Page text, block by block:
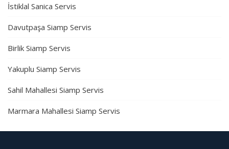
İstiklal Sanica Servis
Davutpaşa Siamp Servis
Birlik Siamp Servis
Yakuplu Siamp Servis
Sahil Mahallesi Siamp Servis
Marmara Mahallesi Siamp Servis